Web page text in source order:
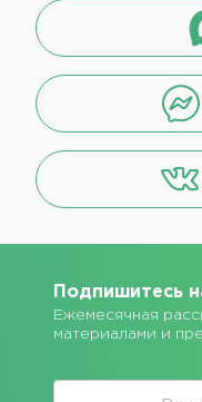
Подпишитесь
Ежемесячная
материалами и